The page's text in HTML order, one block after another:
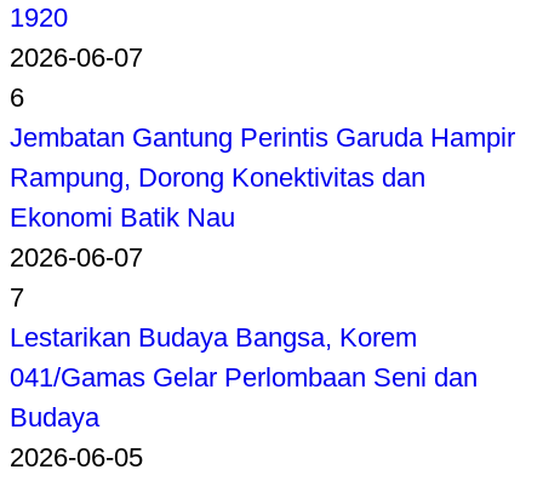
1920
2026-06-07
6
Jembatan Gantung Perintis Garuda Hampir
Rampung, Dorong Konektivitas dan
Ekonomi Batik Nau
2026-06-07
7
Lestarikan Budaya Bangsa, Korem
041/Gamas Gelar Perlombaan Seni dan
Budaya
2026-06-05